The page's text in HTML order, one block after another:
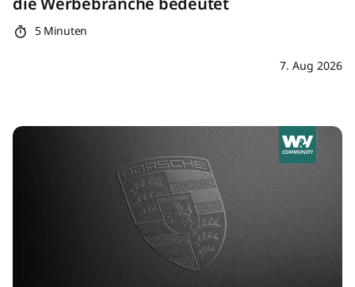
5 Minuten
7. Aug 2026